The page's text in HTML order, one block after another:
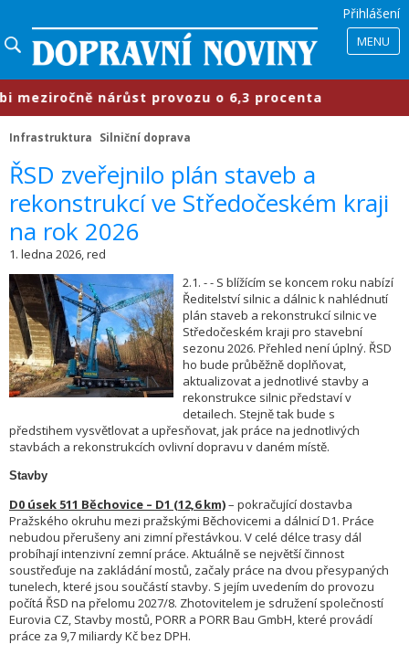
Přihlášení
MENU
nárůst provozu o 6,3 procenta
Infrastruktura Silniční doprava
​ŘSD zveřejnilo plán staveb a
rekonstrukcí ve Středočeském kraji
na rok 2026
1. ledna 2026, red
2.1. - - S blížícím se koncem roku nabízí
Ředitelství silnic a dálnic k nahlédnutí
plán staveb a rekonstrukcí silnic ve
Středočeském kraji pro stavební
sezonu 2026. Přehled není úplný. ŘSD
ho bude průběžně doplňovat,
aktualizovat a jednotlivé stavby a
rekonstrukce silnic představí v
detailech. Stejně tak bude s
předstihem vysvětlovat a upřesňovat, jak práce na jednotlivých
stavbách a rekonstrukcích ovlivní dopravu v daném místě.
Stavby
D0 úsek 511 Běchovice – D1 (12,6 km)– pokračující dostavba
Pražského okruhu mezi pražskými Běchovicemi a dálnicí D1. Práce
nebudou přerušeny ani zimní přestávkou. V celé délce trasy dál
probíhají intenzivní zemní práce. Aktuálně se největší činnost
soustřeďuje na zakládání mostů, začaly práce na dvou přesypaných
tunelech, které jsou součástí stavby. S jejím uvedením do provozu
počítá ŘSD na přelomu 2027/8. Zhotovitelem je sdružení společností
Eurovia CZ, Stavby mostů, PORR a PORR Bau GmbH, které provádí
práce za 9,7 miliardy Kč bez DPH.